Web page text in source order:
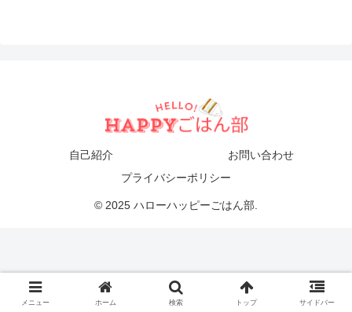
自己紹介
お問い合わせ
プライバシーポリシー
© 2025 ハローハッピーごはん部.
メニュー ホーム 検索 トップ サイドバー